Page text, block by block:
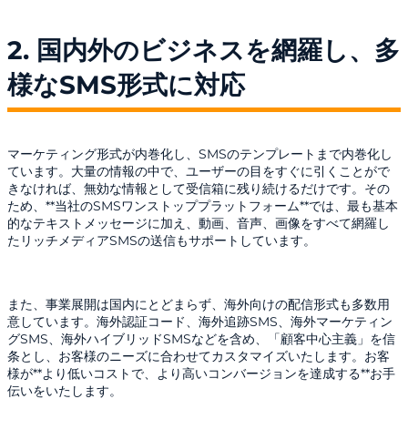
2. 国内外のビジネスを網羅し、多
様なSMS形式に対応
マーケティング形式が内巻化し、SMSのテンプレートまで内巻化し
ています。大量の情報の中で、ユーザーの目をすぐに引くことがで
きなければ、無効な情報として受信箱に残り続けるだけです。その
ため、**当社のSMSワンストッププラットフォーム**では、最も基本
的なテキストメッセージに加え、動画、音声、画像をすべて網羅し
たリッチメディアSMSの送信もサポートしています。
また、事業展開は国内にとどまらず、海外向けの配信形式も多数用
意しています。海外認証コード、海外追跡SMS、海外マーケティン
グSMS、海外ハイブリッドSMSなどを含め、「顧客中心主義」を信
条とし、お客様のニーズに合わせてカスタマイズいたします。お客
様が**より低いコストで、より高いコンバージョンを達成する**お手
伝いをいたします。